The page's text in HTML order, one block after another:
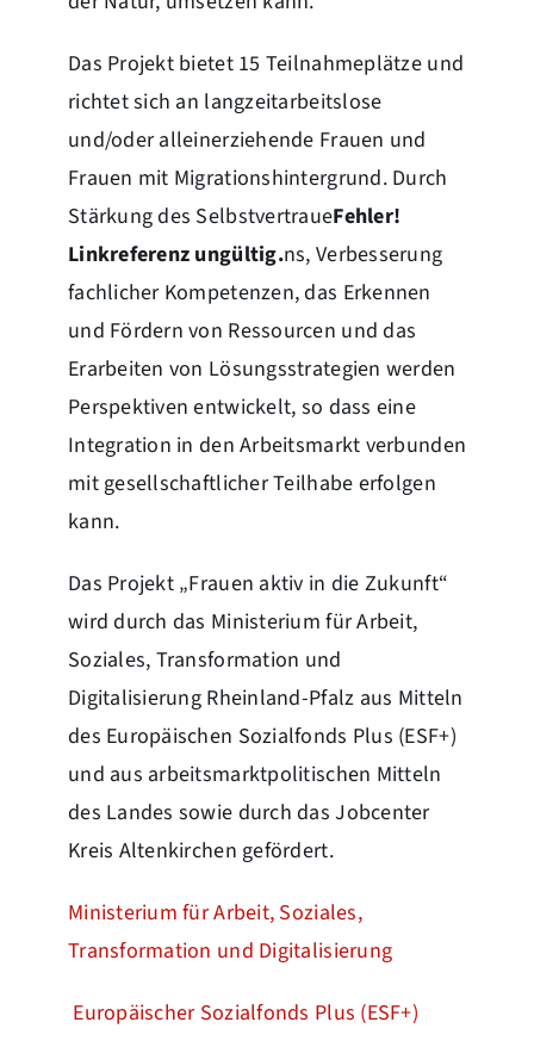
Das Projekt bietet 15 Teilnahmeplätze und
richtet sich an langzeitarbeitslose
und/oder alleinerziehende Frauen und
Frauen mit Migrationshintergrund. Durch
Stärkung des SelbstvertraueFehler!
Linkreferenz ungültig.ns, Verbesserung
fachlicher Kompetenzen, das Erkennen
und Fördern von Ressourcen und das
Erarbeiten von Lösungsstrategien werden
Perspektiven entwickelt, so dass eine
Integration in den Arbeitsmarkt verbunden
mit gesellschaftlicher Teilhabe erfolgen
kann.
Das Projekt „Frauen aktiv in die Zukunft“
wird durch das Ministerium für Arbeit,
Soziales, Transformation und
Digitalisierung Rheinland-Pfalz aus Mitteln
des Europäischen Sozialfonds Plus (ESF+)
und aus arbeitsmarktpolitischen Mitteln
des Landes sowie durch das Jobcenter
Kreis Altenkirchen gefördert.
Ministerium für Arbeit, Soziales,
Transformation und Digitalisierung
Europäischer Sozialfonds Plus (ESF+)